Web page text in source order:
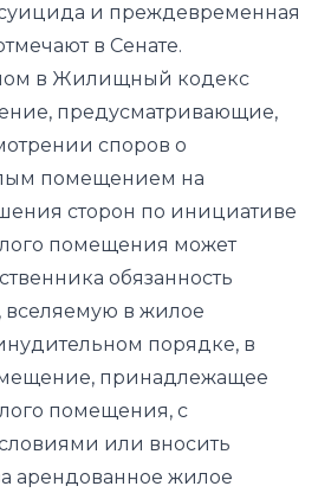
и преждевременная
в Сенате.
в Жилищный кодекс
предусматривающие,
споров о
помещением на
сторон по инициативе
помещения может
обязанность
вселяемую в жилое
порядке, в
принадлежащее
помещения, с
или вносить
арендованное жилое